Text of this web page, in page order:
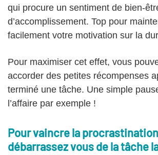
qui procure un sentiment de bien-
d’accomplissement. Top pour
facilement votre motivation sur la
Pour maximiser cet effet, vous
accorder des petites récompenses
terminé une tâche. Une simple
l’affaire par exemple !
Pour vaincre la
débarrassez vous de la tâche